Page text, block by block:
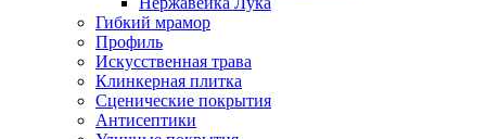
Гибкий мрамор
Профиль
Искусственная трава
Клинкерная плитка
Сценические покрытия
Антисептики